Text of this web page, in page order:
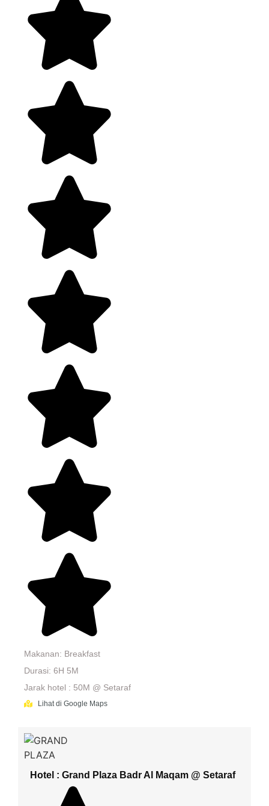
Makanan: Breakfast
Durasi: 6H 5M
Jarak hotel : 50M @ Setaraf
Lihat di Google Maps
Hotel : Grand Plaza Badr Al Maqam @ Setaraf